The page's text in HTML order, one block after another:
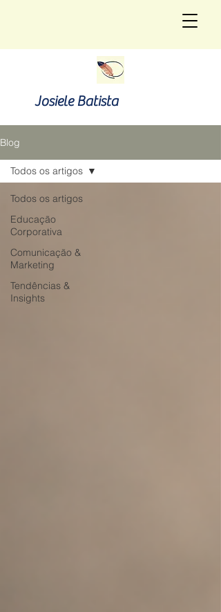
Josiele Batista
Blog
Todos os artigos
Educação
Corporativa
Comunicação &
Marketing
Tendências &
Insights
Todos os artigos